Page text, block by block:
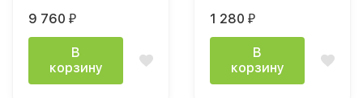
анкор светлый
9 760 ₽
В
корзину
анкор светлый
1 280 ₽
В
корзину